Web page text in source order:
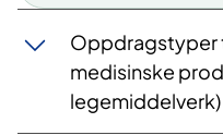
Oppdragstyper
medisinske